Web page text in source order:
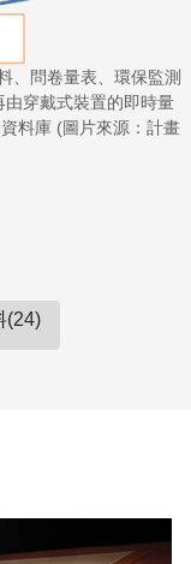
、問卷量表、環保監測
穿戴式裝置的即時量
料庫 (圖片來源：計畫
(24)